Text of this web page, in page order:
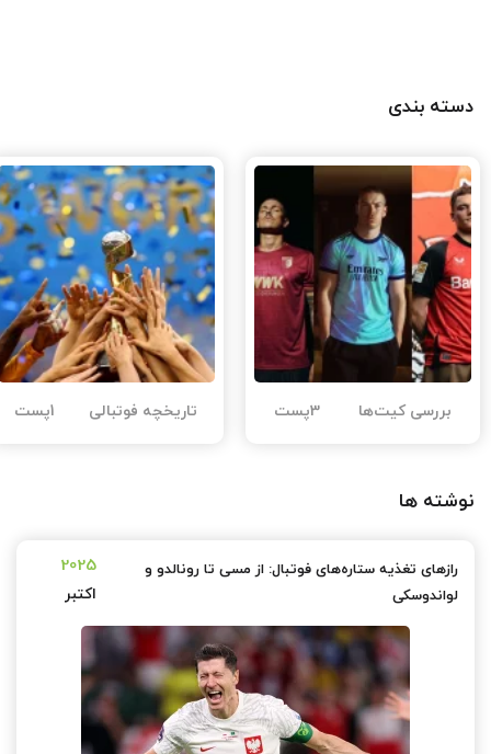
دسته بندی
بررسی کیت‌ها 3پست تاریخچه فوتبالی 1پست
نوشته ها
رازهای تغذیه ستاره‌های فوتبال: از مسی تا رونالدو و
لواندوسکی
2025
اکتبر